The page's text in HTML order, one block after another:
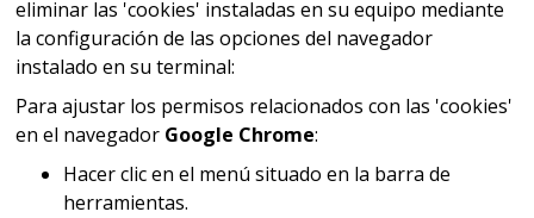
eliminar las 'cookies' instaladas en su equipo mediante
la configuración de las opciones del navegador
instalado en su terminal:
Para ajustar los permisos relacionados con las 'cookies'
en el navegador Google Chrome:
Hacer clic en el menú situado en la barra de
herramientas.